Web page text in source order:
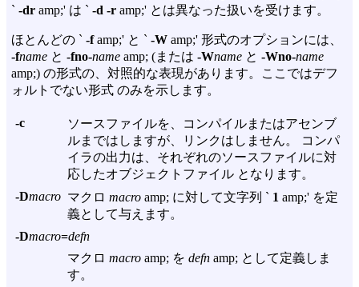
` -dr amp;' は ` -d -r amp;' とは異なった扱いを受けます。
ほとんどの ` -famp;' と ` -W amp;' 形式のオプションには、
-fname と -fno-name amp; (または -Wname と -Wno-name
amp;) の形式の、対照的な表現があります。ここではデフ
ォルトでない形式 のみを示します。
-c
ソースファイルを、コンパイルまたはアセンブ
ルまではしますが、リンクはしません。 コンパ
イラの出力は、それぞれのソースファイルに対
応したオブジェクトファイル となります。
-Dmacro マクロ macro amp; に対して文字列 ` 1 amp;' を定
義として与えます。
-Dmacro=defn
マクロ macro amp; を defn amp; として定義しま
す。